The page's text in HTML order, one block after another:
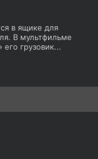
в ящике для
В мультфильме
грузовик...